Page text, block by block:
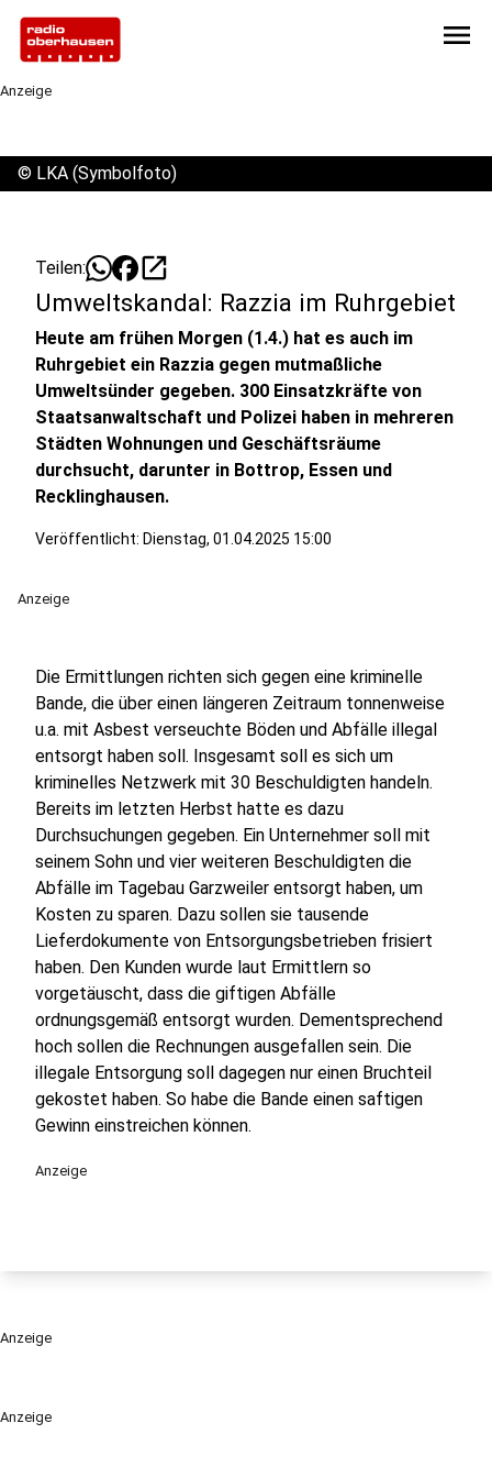
menu
Anzeige
Anzeige
© LKA (Symbolfoto)
Teilen: open_in_new
Umweltskandal: Razzia im Ruhrgebiet
Heute am frühen Morgen (1.4.) hat es auch im
Ruhrgebiet ein Razzia gegen mutmaßliche
Umweltsünder gegeben. 300 Einsatzkräfte von
Staatsanwaltschaft und Polizei haben in mehreren
Städten Wohnungen und Geschäftsräume
durchsucht, darunter in Bottrop, Essen und
Recklinghausen.
Veröffentlicht: Dienstag, 01.04.2025 15:00
Anzeige
Die Ermittlungen richten sich gegen eine kriminelle
Bande, die über einen längeren Zeitraum tonnenweise
u.a. mit Asbest verseuchte Böden und Abfälle illegal
entsorgt haben soll. Insgesamt soll es sich um
kriminelles Netzwerk mit 30 Beschuldigten handeln.
Bereits im letzten Herbst hatte es dazu
Durchsuchungen gegeben. Ein Unternehmer soll mit
seinem Sohn und vier weiteren Beschuldigten die
Abfälle im Tagebau Garzweiler entsorgt haben, um
Kosten zu sparen. Dazu sollen sie tausende
Lieferdokumente von Entsorgungsbetrieben frisiert
haben. Den Kunden wurde laut Ermittlern so
vorgetäuscht, dass die giftigen Abfälle
ordnungsgemäß entsorgt wurden. Dementsprechend
hoch sollen die Rechnungen ausgefallen sein. Die
illegale Entsorgung soll dagegen nur einen Bruchteil
gekostet haben. So habe die Bande einen saftigen
Gewinn einstreichen können.
Anzeige
Anzeige